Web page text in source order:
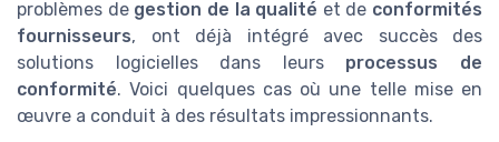
problèmes de gestion de la qualité et de conformités
fournisseurs, ont déjà intégré avec succès des
solutions logicielles dans leurs processus de
conformité. Voici quelques cas où une telle mise en
œuvre a conduit à des résultats impressionnants.